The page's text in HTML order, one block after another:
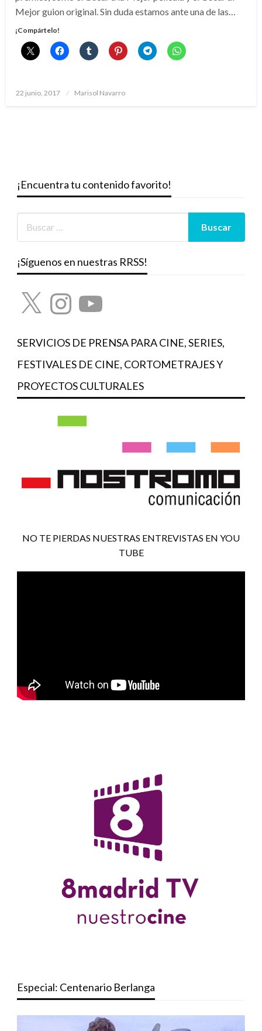
Mejor guion original. Sin duda estamos ante una de las…
¡Compártelo!
Publicado
22 junio, 2017 Marisol Navarro
¡Encuentra tu contenido favorito!
¡Síguenos en nuestras RRSS!
X InstagramYouTube
SERVICIOS DE PRENSA PARA CINE, SERIES,
FESTIVALES DE CINE, CORTOMETRAJES Y
PROYECTOS CULTURALES
NO TE PIERDAS NUESTRAS ENTREVISTAS EN YOU
TUBE
Especial: Centenario Berlanga